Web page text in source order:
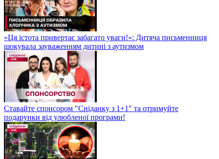
«Ця істота привертає забагато уваги!»: Дитяча письменниця
шокувала зауваженням дитині з аутизмом
Ставайте спонсором "Сніданку з 1+1" та отримуйте
подарунки від улюбленої програми!